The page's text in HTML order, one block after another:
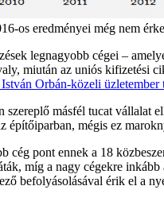
os eredményei még nem
legnagyobb cégei –
miután az uniós kifizetési
Orbán-közeli
szereplő másfél tucat
építőiparban, mégis ez
cég pont ennek a 18
míg a nagy cégekre
befolyásolásával érik el a